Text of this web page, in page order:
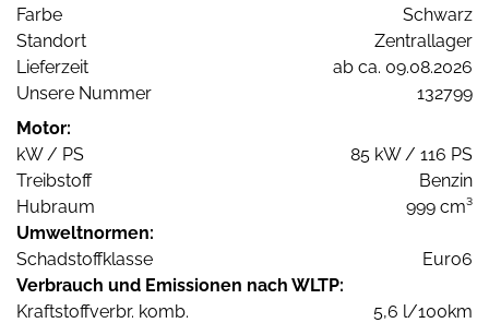
Farbe
Schwarz
Standort
Zentrallager
Lieferzeit
ab ca. 09.08.2026
Unsere Nummer
132799
Motor:
kW / PS
85 kW / 116 PS
Treibstoff
Benzin
Hubraum
999 cm³
Umweltnormen:
Schadstoffklasse
Euro6
Verbrauch und Emissionen nach WLTP:
Kraftstoffverbr. komb.
5,6 l/100km